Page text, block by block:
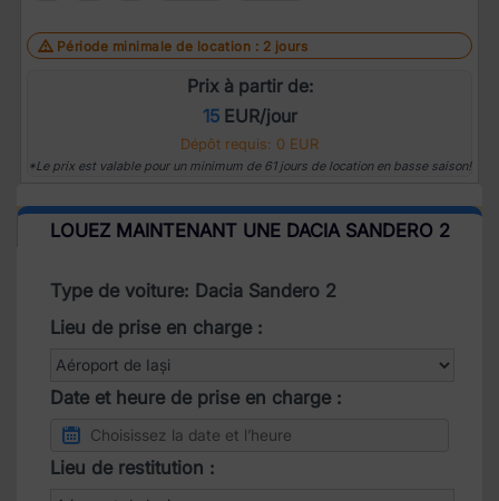
Période minimale de location : 2 jours
Prix à partir de:
15EUR/jour
Dépôt requis: 0 EUR
*Le prix est valable pour un minimum de 61 jours de location en basse saison!
LOUEZ MAINTENANT UNE DACIA SANDERO 2
Type de voiture: Dacia Sandero 2
Lieu de prise en charge :
Date et heure de prise en charge :
Lieu de restitution :